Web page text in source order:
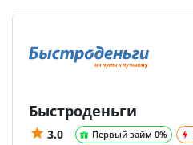
Быстроденьги
3.0 Первый займ 0%